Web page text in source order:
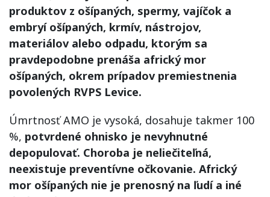
produktov z ošípaných, spermy, vajíčok a
embryí ošípaných, krmív, nástrojov,
materiálov alebo odpadu, ktorým sa
pravdepodobne prenáša africký mor
ošípaných, okrem prípadov premiestnenia
povolených RVPS Levice.
Úmrtnosť AMO je vysoká, dosahuje takmer 100
%, potvrdené ohnisko je nevyhnutné
depopulovať. Choroba je neliečiteľná,
neexistuje preventívne očkovanie. Africký
mor ošípaných nie je prenosný na ľudí a iné